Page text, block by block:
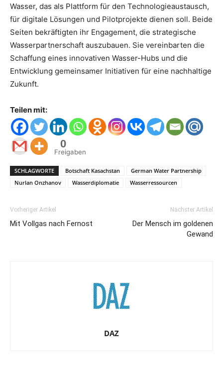
Wasser, das als Plattform für den Technologieaustausch,
für digitale Lösungen und Pilotprojekte dienen soll. Beide
Seiten bekräftigten ihr Engagement, die strategische
Wasserpartnerschaft auszubauen. Sie vereinbarten die
Schaffung eines innovativen Wasser-Hubs und die
Entwicklung gemeinsamer Initiativen für eine nachhaltige
Zukunft.
Teilen mit:
0
Freigaben
SCHLAGWORTE Botschaft Kasachstan
German Water Partnership
Nurlan Onzhanov
Wasserdiplomatie Wasserressourcen
Vorheriger Artikel
Mit Vollgas nach Fernost
Nächster Artikel
Der Mensch im goldenen
Gewand
DAZ